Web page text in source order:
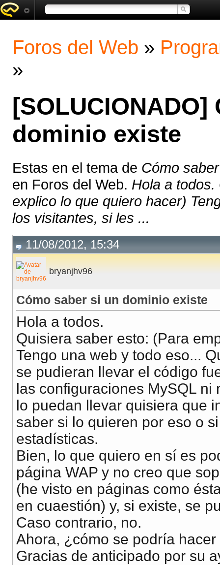
Foros del Web »
»
dominio existe
Estas en el tema de Cómo
en Foros del Web. Hola a
explico lo que quiero hacer)
los visitantes, si les ...
11/08/2012, 15:34
bryanjhv96
Cómo saber si un dominio existe
Hola a todos.
Quisiera saber esto: (Para
Tengo una web y todo eso...
se pudieran llevar el código
las configuraciones MySQL
lo puedan llevar quisiera que
saber si lo quieren por eso o
estadísticas.
Bien, lo que quiero en sí es
página WAP y no creo que
(he visto en páginas como
en cuaestión) y, si existe, se
Caso contrario, no.
Ahora, ¿cómo se podría hacer
Gracias de anticipado por su